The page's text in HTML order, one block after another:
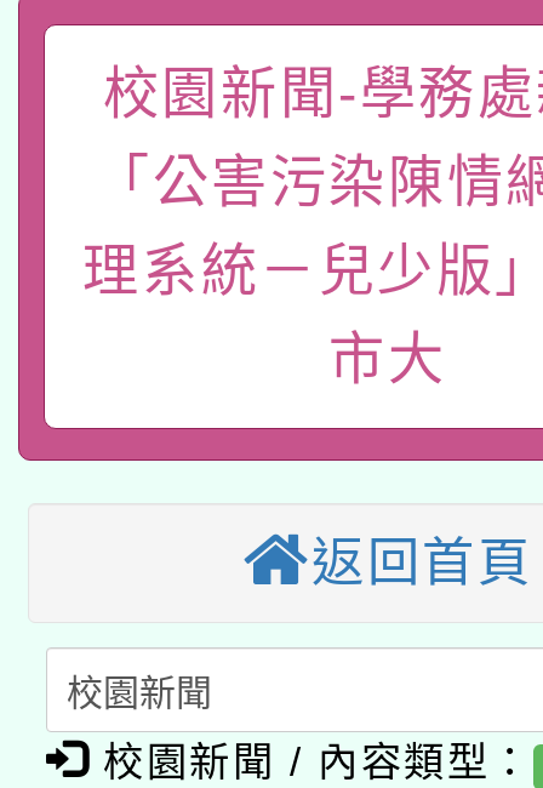
礎課程
A3數位素養講師名單
「數位內容與教學軟
pilot」
有關大陸委員會函釋公
薪期間赴陸應申請許可
轉知經濟部水利署委託
業技術研究院辦理「
用水績優單位及節水達
115年8月22日(星期六
桃園市孔廟祈福系列
2026年桃園地景藝術
本校115學年度第2次
招甄選結果公告(無人
適應運動共學行動站研
本館辦理115年度閱讀
暨閱讀推動專業研習
科技賦能─人工智慧
礎課程
A3數位素養講師名單
「數位內容與教學軟體
pilot」
有關大陸委員會函釋公
校園新聞-學務
「公害污染陳情
理系統－兒少版
市大
返回首頁
校園新聞 / 內容類型：